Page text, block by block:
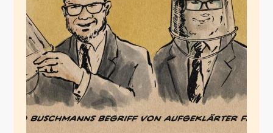
Buschmanns Freiheit
April 2, 2022